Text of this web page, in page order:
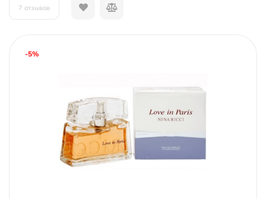
7 отзывов
-5%